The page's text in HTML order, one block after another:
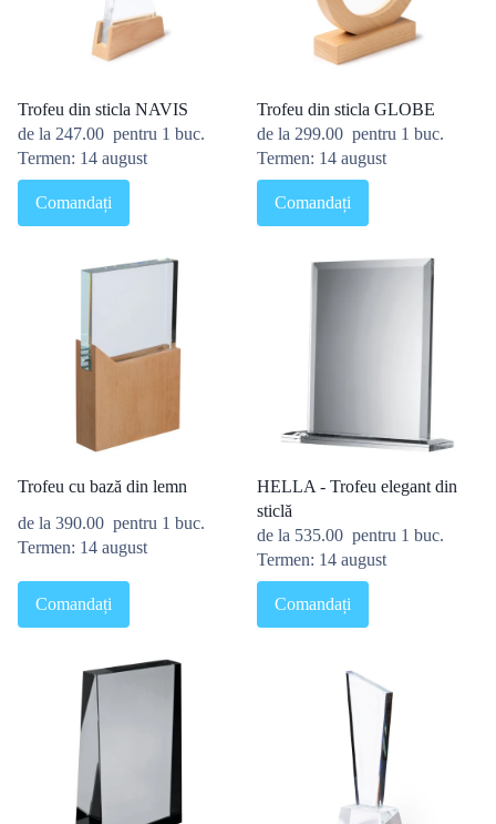
Trofeu din sticla NAVIS
de la 247.00 pentru 1 buc.
Termen: 14 august
Comandați
Trofeu din sticla GLOBE
de la 299.00 pentru 1 buc.
Termen: 14 august
Comandați
Trofeu cu bază din lemn
de la 390.00 pentru 1 buc.
Termen: 14 august
Comandați
HELLA - Trofeu elegant din
sticlă
de la 535.00 pentru 1 buc.
Termen: 14 august
Comandați